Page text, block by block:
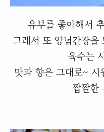
유부를 좋아해서
그래서 또 양념간장을
육수는
맛과 향은 그대로~
짭짤한